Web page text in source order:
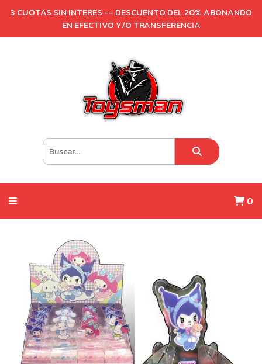
3 CUOTAS SIN INTERES -- DESCUENTO DEL 20% ABONANDO
EN EFECTIVO Y/O TRANSFERENCIA
0